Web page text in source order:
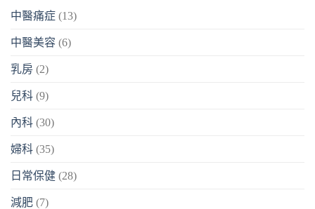
中醫痛症 (13)
中醫美容 (6)
乳房 (2)
兒科 (9)
內科 (30)
婦科 (35)
日常保健 (28)
減肥 (7)